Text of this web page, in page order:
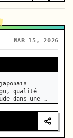
MAR 15, 2026
qualité
dans une
à côte,